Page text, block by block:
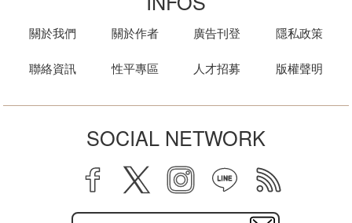
關於我們
聯絡資訊
關於作者
性平專區
廣告刊登
人才招募
隱私政策
版權聲明
SOCIAL NETWORK
facebook twitter instagram